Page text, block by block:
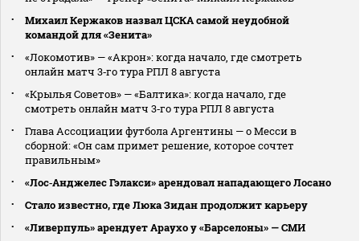
Михаил Кержаков назвал ЦСКА самой неудобной
командой для «Зенита»
«Локомотив» — «Акрон»: когда начало, где смотреть
онлайн матч 3‑го тура РПЛ 8 августа
«Крылья Советов» — «Балтика»: когда начало, где
смотреть онлайн матч 3‑го тура РПЛ 8 августа
Глава Ассоциации футбола Аргентины — о Месси в
сборной: «Он сам примет решение, которое сочтет
правильным»
«Лос‑Анджелес Гэлакси» арендовал нападающего Лосано
Стало известно, где Люка Зидан продолжит карьеру
«Ливерпуль» арендует Араухо у «Барселоны» — СМИ